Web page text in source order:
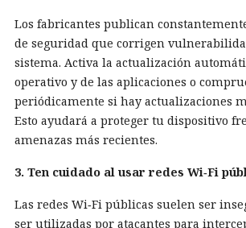
Los fabricantes publican
de seguridad que corrigen
sistema. Activa la actualización
operativo y de las aplicaciones o
periódicamente si hay actualizaciones
Esto ayudará a proteger tu dispositivo
amenazas más recientes.
3. Ten cuidado al usar redes Wi‑Fi
Las redes Wi‑Fi públicas suelen ser
ser utilizadas por atacantes para